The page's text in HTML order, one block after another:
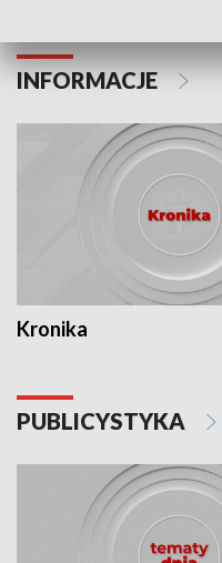
INFORMACJE
Kronika
PUBLICYSTYKA